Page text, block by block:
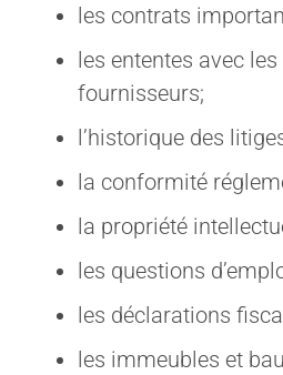
les contrats
les ententes avec
fournisseurs;
l’historique des
la conformité
la propriété
les questions
les déclarations
les immeubles et